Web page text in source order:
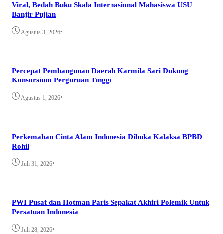
Viral, Bedah Buku Skala Internasional Mahasiswa USU
Banjir Pujian
Agustus 3, 2026•
Percepat Pembangunan Daerah Karmila Sari Dukung
Konsorsium Perguruan Tinggi
Agustus 1, 2026•
Perkemahan Cinta Alam Indonesia Dibuka Kalaksa BPBD
Rohil
Juli 31, 2026•
PWI Pusat dan Hotman Paris Sepakat Akhiri Polemik Untuk
Persatuan Indonesia
Juli 28, 2026•